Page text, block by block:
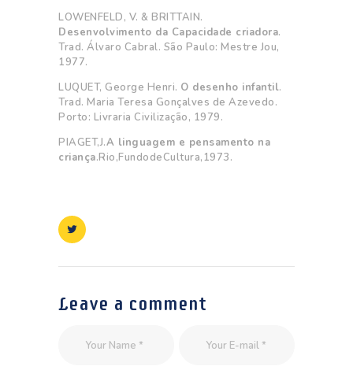
LOWENFELD, V. & BRITTAIN.
Desenvolvimento da Capacidade criadora.
Trad. Álvaro Cabral. São Paulo: Mestre Jou,
1977.
LUQUET, George Henri. O desenho infantil.
Trad. Maria Teresa Gonçalves de Azevedo.
Porto: Livraria Civilização, 1979.
PIAGET,J.A linguagem e pensamento na
criança.Rio,FundodeCultura,1973.
Leave a comment